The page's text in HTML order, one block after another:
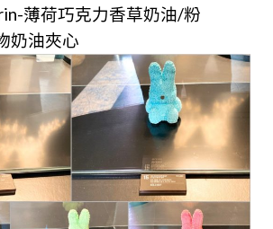
薄荷巧克力香草奶油/粉
奶油夾心